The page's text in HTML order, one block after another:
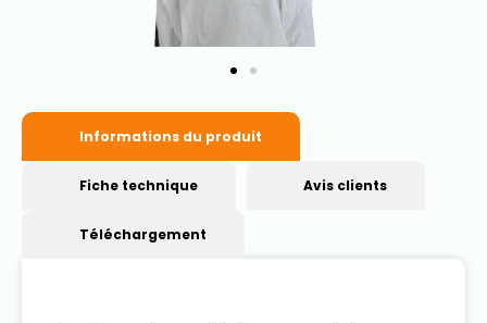
Informations du produit
Fiche technique Avis clients
Téléchargement